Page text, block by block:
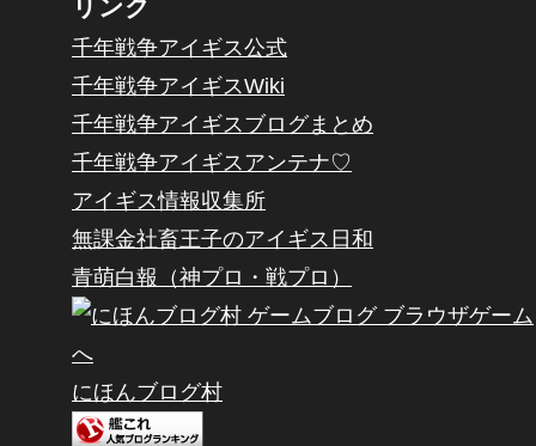
リンク
千年戦争アイギス公式
千年戦争アイギスWiki
千年戦争アイギスブログまとめ
千年戦争アイギスアンテナ♡
アイギス情報収集所
無課金社畜王子のアイギス日和
青萌白報（神プロ・戦プロ）
にほんブログ村